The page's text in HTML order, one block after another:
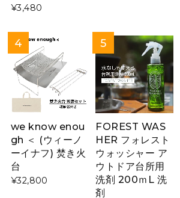
¥3,480
we know enou
gh ＜ (ウィーノ
ーイナフ) 焚き火
台
¥32,800
FOREST WAS
HER フォレスト
ウォッシャー ア
ウトドア台所用
洗剤 200ｍL 洗
剤